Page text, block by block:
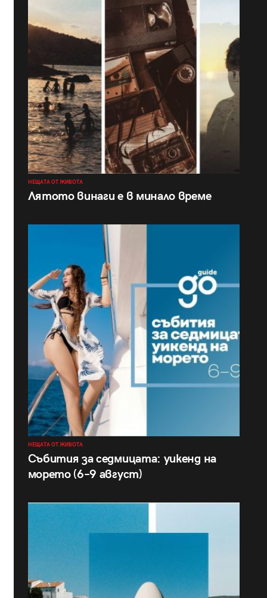
НЕЩАТА ОТ ЖИВОТА
Лятото винаги е в минало време
НЕЩАТА ОТ ЖИВОТА
Събития за седмицата: уикенд на
морето (6–9 август)